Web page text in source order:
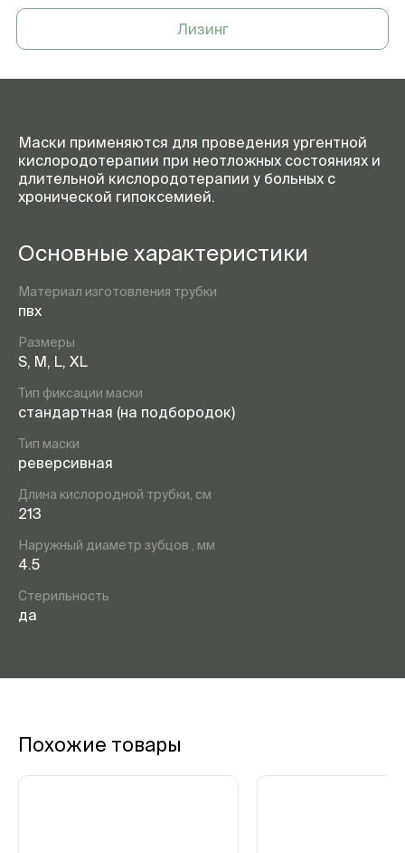
Лизинг
Маски применяются для проведения ургентной
кислородотерапии при неотложных состояниях и
длительной кислородотерапии у больных с
хронической гипоксемией.
Основные характеристики
Материал изготовления трубки
пвх
Размеры
S, M, L, XL
Тип фиксации маски
стандартная (на подбородок)
Тип маски
реверсивная
Длина кислородной трубки, см
213
Наружный диаметр зубцов , мм
4.5
Стерильность
да
Похожие товары